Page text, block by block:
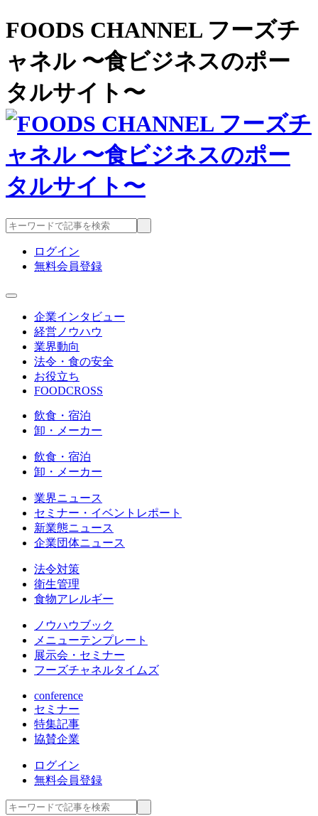
FOODS CHANNEL フーズチ
ャネル 〜食ビジネスのポー
タルサイト〜
ログイン
無料会員登録
企業インタビュー
経営ノウハウ
業界動向
法令・食の安全
お役立ち
FOODCROSS
飲食・宿泊
卸・メーカー
飲食・宿泊
卸・メーカー
業界ニュース
セミナー・イベントレポート
新業態ニュース
企業団体ニュース
法令対策
衛生管理
食物アレルギー
ノウハウブック
メニューテンプレート
展示会・セミナー
フーズチャネルタイムズ
conference
セミナー
特集記事
協賛企業
ログイン
無料会員登録